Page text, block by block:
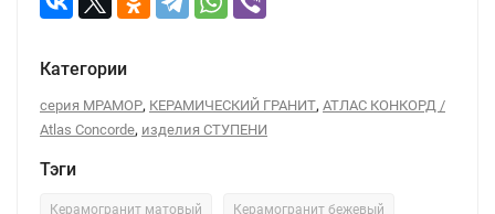
Категории
серия МРАМОР, КЕРАМИЧЕСКИЙ ГРАНИТ, АТЛАС КОНКОРД /
Atlas Concorde, изделия СТУПЕНИ
Тэги
Керамогранит матовый Керамогранит бежевый